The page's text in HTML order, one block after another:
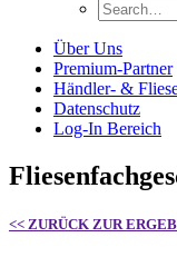
Über Uns
Premium-Partner
Händler- &
Datenschutz
Log-In Bereich
<< ZURÜCK ZUR